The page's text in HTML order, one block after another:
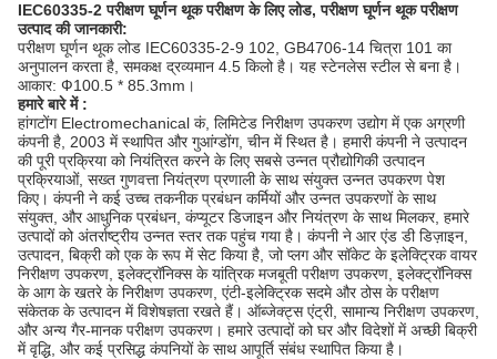
IEC60335-2 परीक्षण घूर्णन थूक परीक्षण के लिए लोड, परीक्षण घूर्णन थूक परीक्षण
उत्पाद की जानकारी:
परीक्षण घूर्णन थूक लोड IEC60335-2-9 102, GB4706-14 चित्रा 101 का
अनुपालन करता है, समकक्ष द्रव्यमान 4.5 किलो है। यह स्टेनलेस स्टील से बना है।
आकार: Ф100.5 * 85.3mm।
हमारे बारे में :
हांगटोंग Electromechanical कं, लिमिटेड निरीक्षण उपकरण उद्योग में एक अग्रणी
कंपनी है, 2003 में स्थापित और गुआंग्डोंग, चीन में स्थित है। हमारी कंपनी ने उत्पादन
की पूरी प्रक्रिया को नियंत्रित करने के लिए सबसे उन्नत प्रौद्योगिकी उत्पादन
प्रक्रियाओं, सख्त गुणवत्ता नियंत्रण प्रणाली के साथ संयुक्त उन्नत उपकरण पेश
किए। कंपनी ने कई उच्च तकनीक प्रबंधन कर्मियों और उन्नत उपकरणों के साथ
संयुक्त, और आधुनिक प्रबंधन, कंप्यूटर डिजाइन और नियंत्रण के साथ मिलकर, हमारे
उत्पादों को अंतर्राष्ट्रीय उन्नत स्तर तक पहुंच गया है। कंपनी ने आर एंड डी डिज़ाइन,
उत्पादन, बिक्री को एक के रूप में सेट किया है, जो प्लग और सॉकेट के इलेक्ट्रिक वायर
निरीक्षण उपकरण, इलेक्ट्रॉनिक्स के यांत्रिक मजबूती परीक्षण उपकरण, इलेक्ट्रॉनिक्स
के आग के खतरे के निरीक्षण उपकरण, एंटी-इलेक्ट्रिक सदमे और ठोस के परीक्षण
संकेतक के उत्पादन में विशेषज्ञता रखते हैं। ऑब्जेक्ट्स एंट्री, सामान्य निरीक्षण उपकरण,
और अन्य गैर-मानक परीक्षण उपकरण। हमारे उत्पादों को घर और विदेशों में अच्छी बिक्री
में वृद्धि, और कई प्रसिद्ध कंपनियों के साथ आपूर्ति संबंध स्थापित किया है।